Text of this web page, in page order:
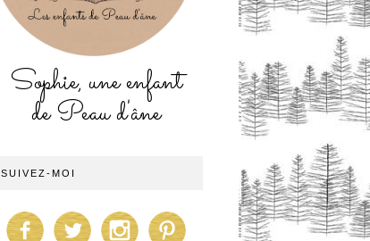
Sophie, une enfant
de Peau d'âne
SUIVEZ-MOI